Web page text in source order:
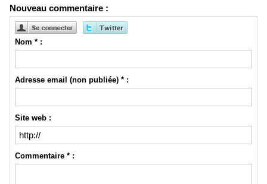
financières
Nouveau commentaire :
Nom * :
Adresse email (non publiée) * :
Site web :
Commentaire * :